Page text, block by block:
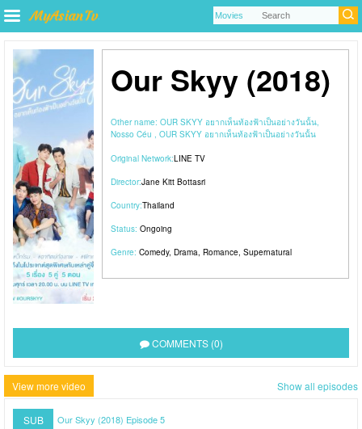
Our Skyy (2018)
Other name: OUR SKYY อยากเห็นท้องฟ้าเป็นอย่างวันนั้น,
Nosso Céu , OUR SKYY อยากเห็นท้องฟ้าเป็นอย่างวันนั้น
Original Network:LINE TV
Director:Jane Kitt Bottasri
Country:Thailand
Status: Ongoing
Genre: Comedy, Drama, Romance, Supernatural
COMMENTS (0)
View more video Show all episodes
SUB Our Skyy (2018) Episode 5